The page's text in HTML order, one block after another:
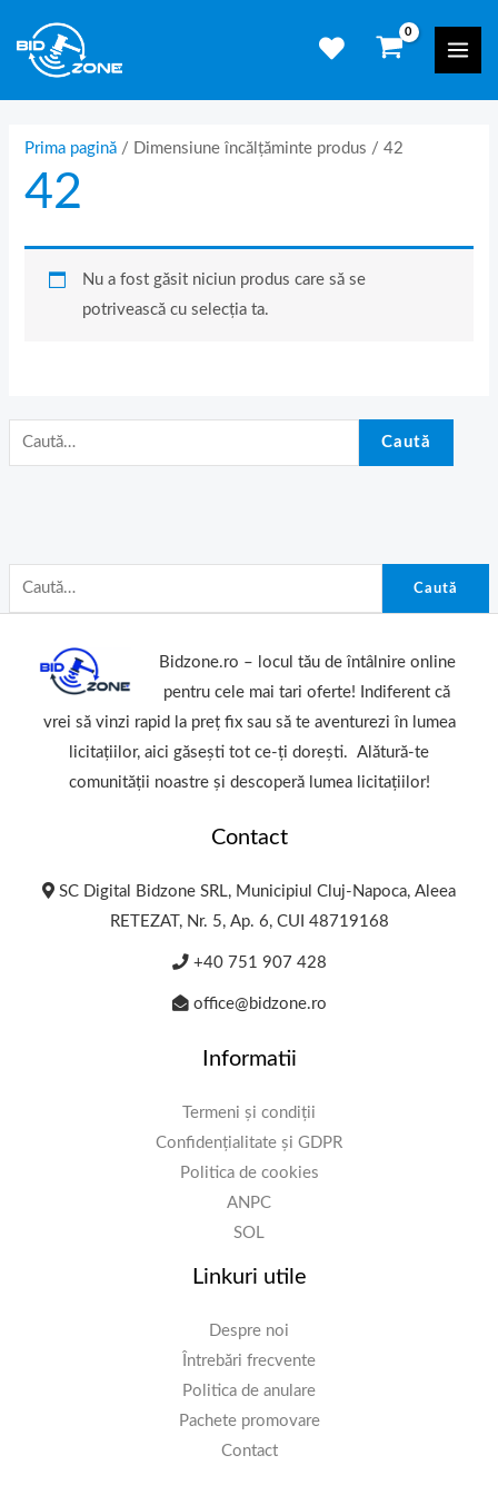
content
Caută
Caută
Prima pagină / Dimensiune încălțăminte produs / 42
42
Nu a fost găsit niciun produs care să se
potrivească cu selecția ta.
Bidzone.ro – locul tău de întâlnire online
pentru cele mai tari oferte! Indiferent că
vrei să vinzi rapid la preț fix sau să te aventurezi în lumea
licitațiilor, aici găsești tot ce-ți dorești. Alătură-te
comunității noastre și descoperă lumea licitațiilor!
Contact
SC Digital Bidzone SRL, Municipiul Cluj-Napoca, Aleea
RETEZAT, Nr. 5, Ap. 6, CUI 48719168
+40 751 907 428
office@bidzone.ro
Informatii
Termeni și condiții
Confidențialitate și GDPR
Politica de cookies
ANPC
SOL
Linkuri utile
Despre noi
Întrebări frecvente
Politica de anulare
Pachete promovare
Contact